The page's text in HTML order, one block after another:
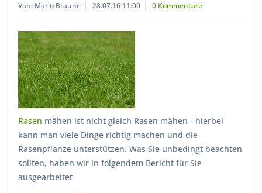
Von: Mario Braune 28.07.16 11:00 0 Kommentare
Rasen mähen ist nicht gleich Rasen mähen - hierbei
kann man viele Dinge richtig machen und die
Rasenpflanze unterstützen. Was Sie unbedingt beachten
sollten, haben wir in folgendem Bericht für Sie
ausgearbeitet